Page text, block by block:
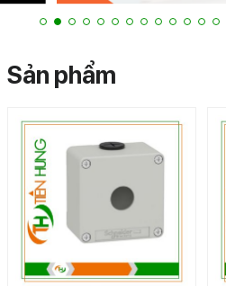
Sản phẩm